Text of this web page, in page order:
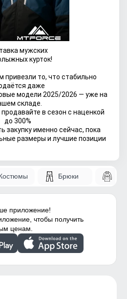
мужских
курток!
привезли то, что стабильно
даже
модели 2025/2026 — уже на
складе.
в сезон с наценкой
до 300%
закупку именно сейчас, пока
размеры и лучшие позиции
Брюки
приложение!
чтобы получить
ценам.